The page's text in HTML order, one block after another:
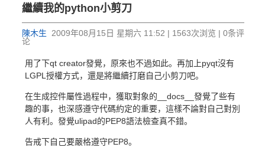
繼續我的python小剪刀
陳木生 2009年08月15日 星期六 11:52 | 1563次浏览 | 0条评
论
用了下qt creator發覺，原來也不過如此。再加上pyqt沒有
LGPL授權方式，還是將繼續打磨自己小剪刀吧。
在生成控件屬性過程中，獲取對象的__docs__發覺了些有
趣的事，也深感遵守代碼約定的重要，這樣不論對自己對別
人有利。發覺ulipad的PEP8語法檢查真不錯。
告戒下自己要嚴格遵守PEP8。